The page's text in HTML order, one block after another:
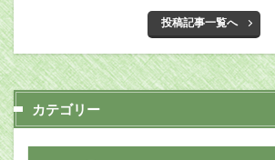
投稿記事一覧へ
カテゴリー